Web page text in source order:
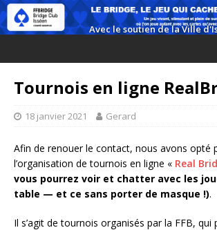
Tournois en ligne
18 janvier 2021 Gerard
Afin de renouer le contact, nous avons opté
l’organisation de tournois en ligne « Real
vous pourrez voir et chatter avec les
table — et ce sans porter de masque !).
Il s’agit de tournois organisés par la FFB,